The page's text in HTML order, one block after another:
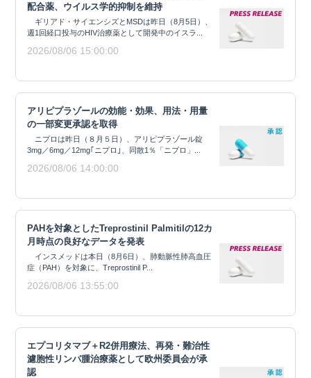
配合薬、ウイルス学的抑制を維持
ギリアド・サイエンシズとMSDは昨日（8月5日）、
週1回経口投与のHIV治療薬として開発中のイスラ...
2026/08/06 15:00:00
アリピプラゾールの効能・効果、用法・用量
の一部変更承認を取得
ニプロは昨日（８月５日）、アリピプラゾール錠
3mg／6mg／12mg｢ニプロ｣、同散1％「ニプロ」...
2026/08/06 14:00:00
PAHを対象としたTreprostinil Palmitilの12カ
月時点の良好なデータを発表
インスメッドは本日（8月6日）、肺動脈性肺高血圧
症（PAH）を対象に、Treprostinil P...
2026/08/06 13:55:00
エプコリタマブ＋R2併用療法、再発・難治性
濾胞性リンパ腫治療薬として欧州委員会が承
認